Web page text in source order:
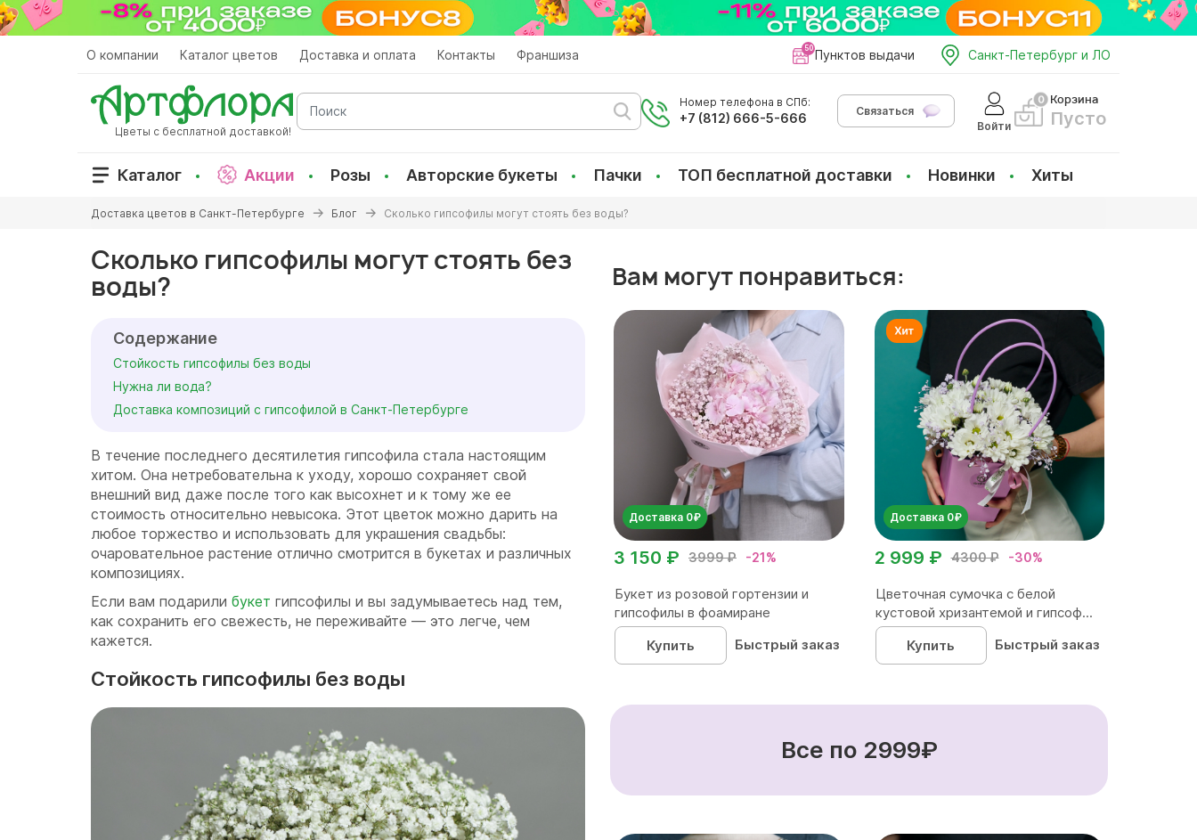
Перейти
к
О компании Каталог цветов Доставка и оплата Контакты Франшиза Пунктов выдачи Санкт-Петербург и ЛО
Цветы с бесплатной доставкой!
Поиск
Номер телефона в СПб:
+7 (812) 666-5-666
Связаться
Войти
Корзина
Пусто
Каталог Акции Розы Авторские букеты Пачки ТОП бесплатной доставки Новинки Хиты
здесь
Доставка цветов в Санкт-Петербурге Блог Сколько гипсофилы могут стоять без воды?
Сколько гипсофилы могут стоять без
воды?
Содержание
Стойкость гипсофилы без воды
Нужна ли вода?
Доставка композиций с гипсофилой в Санкт-Петербурге
В течение последнего десятилетия гипсофила стала настоящим
хитом. Она нетребовательна к уходу, хорошо сохраняет свой
внешний вид даже после того как высохнет и к тому же ее
стоимость относительно невысока. Этот цветок можно дарить на
любое торжество и использовать для украшения свадьбы:
очаровательное растение отлично смотрится в букетах и различных
композициях.
Если вам подарили букет гипсофилы и вы задумываетесь над тем,
как сохранить его свежесть, не переживайте — это легче, чем
кажется.
Стойкость гипсофилы без воды
Вам могут понравиться:
Доставка 0₽
3999 ₽ -21%
3 150 ₽
Букет из розовой гортензии и
гипсофилы в фоамиране
Купить
Быстрый заказ
Доставка 0₽
4300 ₽ -30%
2 999 ₽
Цветочная сумочка с белой
кустовой хризантемой и гипсоф...
Купить
Быстрый заказ
Все по 2999₽